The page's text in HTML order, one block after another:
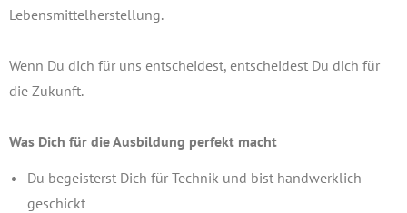
Lebensmittelherstellung.
Wenn Du dich für uns entscheidest, entscheidest Du dich für
die Zukunft.
Was Dich für die Ausbildung perfekt macht
Du begeisterst Dich für Technik und bist handwerklich
geschickt